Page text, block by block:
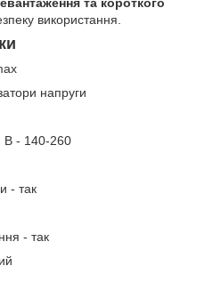
та короткого
використання.
напруги
В - 140-260
- так
- так